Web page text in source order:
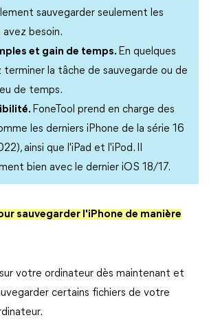
sauvegarder seulement les
besoin.
et gain de temps. En quelques
terminer la tâche de sauvegarde ou de
de temps.
FoneTool prend en charge des
les derniers iPhone de la série 16
ainsi que l'iPad et l'iPod. Il
bien avec le dernier iOS 18/17.
sauvegarder l'iPhone de manière
votre ordinateur dès maintenant et
certains fichiers de votre